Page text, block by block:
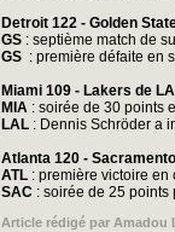
Detroit 122 - Golden
GS : septième match de
GS : première défaite en
Miami 109 - Lakers de
MIA : soirée de 30 points
LAL : Dennis Schröder a
Atlanta 120 -
ATL : première victoire en
SAC : soirée de 25 points
Article rédigé parAmadou